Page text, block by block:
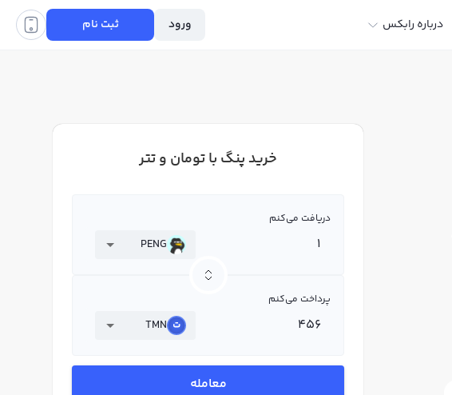
درباره رابکس ورود ثبت نام
خرید پنگ با تومان و تتر
دریافت می‌کنم
PENG
پرداخت می‌کنم
TMN
معامله